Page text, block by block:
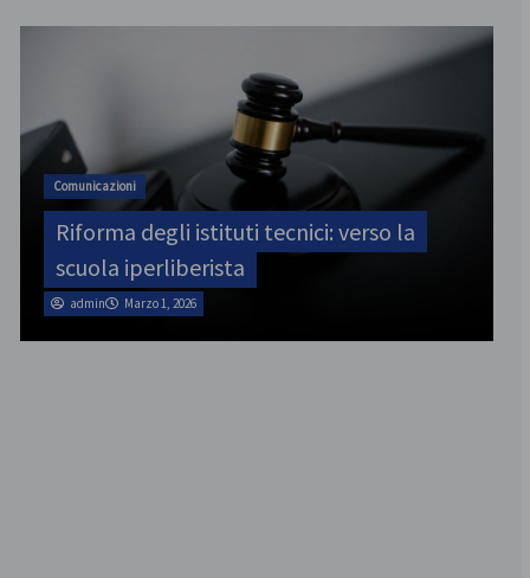
ATA
SINATAS Venezia, assemblea provinciale
il 31 luglio
admin Marzo 1, 2026